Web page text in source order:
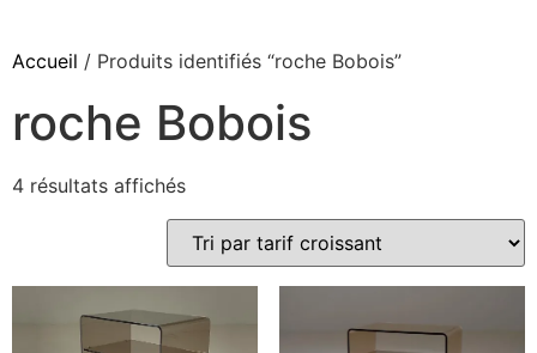
Accueil / Produits identifiés “roche Bobois”
roche Bobois
4 résultats affichés